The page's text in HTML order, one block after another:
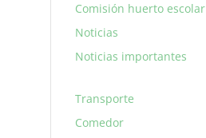
Comisión huerto escolar
Noticias
Noticias importantes
Transporte
Comedor